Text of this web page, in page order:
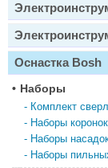
Оснастка Bosh
• Наборы
- Комплект сверл
- Наборы коронок
- Наборы
- Наборы